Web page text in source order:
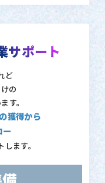
サポート
ど
の
す。
獲得から
ー
ます。